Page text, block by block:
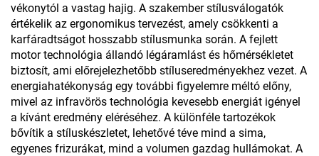
vékonytól a vastag hajig. A szakember stílusválogatók
értékelik az ergonomikus tervezést, amely csökkenti a
karfáradtságot hosszabb stílusmunka során. A fejlett
motor technológia állandó légáramlást és hőmérsékletet
biztosít, ami előrejelezhetőbb stíluseredményekhez vezet. A
energiahatékonyság egy további figyelemre méltó előny,
mivel az infravörös technológia kevesebb energiát igényel
a kívánt eredmény eléréséhez. A különféle tartozékok
bővítik a stíluskészletet, lehetővé téve mind a sima,
egyenes frizurákat, mind a volumen gazdag hullámokat. A